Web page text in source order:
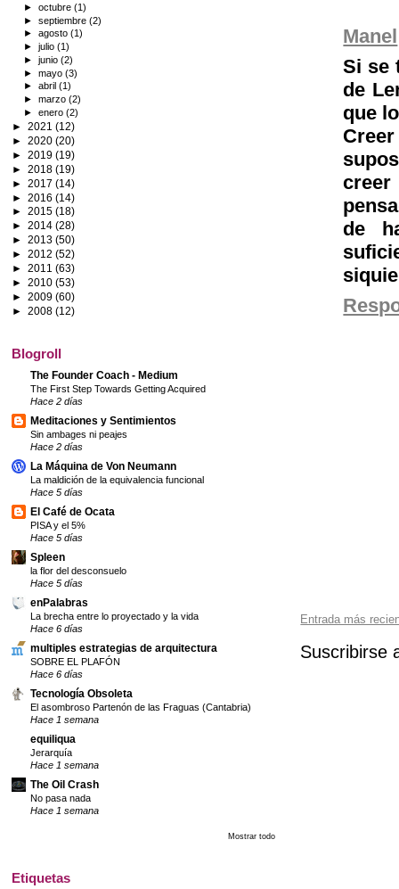
Manel
Si se
de
que
de
Entrada más
Suscribirse
►octubre(1)
►septiembre(2)
►agosto(1)
►julio(1)
►junio(2)
►mayo(3)
►abril(1)
►marzo(2)
►enero(2)
► 2021 (12)
► 2020 (20)
► 2019 (19)
► 2018 (19)
► 2017 (14)
► 2016 (14)
► 2015 (18)
► 2014 (28)
► 2013 (50)
► 2012 (52)
► 2011 (63)
► 2010 (53)
► 2009 (60)
► 2008 (12)
Blogroll
The Founder Coach - Medium
The First Step Towards Getting Acquired
Hace 2 días
Meditaciones y Sentimientos
Sin ambages ni peajes
Hace 2 días
La Máquina de Von Neumann
La maldición de la equivalencia funcional
Hace 5 días
El Café de Ocata
PISA y el 5%
Hace 5 días
Spleen
la flor del desconsuelo
Hace 5 días
enPalabras
La brecha entre lo proyectado y la vida
Hace 6 días
multiples estrategias de arquitectura
SOBRE EL PLAFÓN
Hace 6 días
Tecnología Obsoleta
El asombroso Partenón de las Fraguas (Cantabria)
Hace 1 semana
equiliqua
Jerarquía
Hace 1 semana
The Oil Crash
No pasa nada
Hace 1 semana
Mostrar todo
Etiquetas